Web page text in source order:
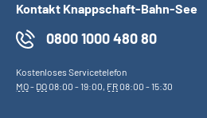
Kontakt Knappschaft-Bahn-See
0800 1000 480 80
Kostenloses Servicetelefon
MO- DO08:00 - 19:00, FR08:00 - 15:30